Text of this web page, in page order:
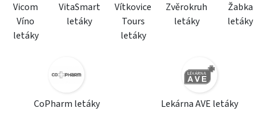
Vicom
Víno
letáky
VitaSmart
letáky
Vítkovice
Tours
letáky
Zvěrokruh
letáky
Žabka
letáky
CoPharm letáky Lekárna AVE letáky